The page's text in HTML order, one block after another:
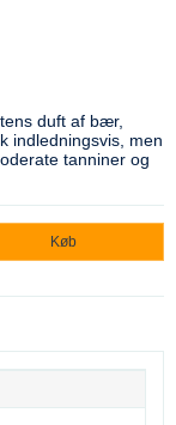
duft af bær,
indledningsvis, men
tanniner og
Køb